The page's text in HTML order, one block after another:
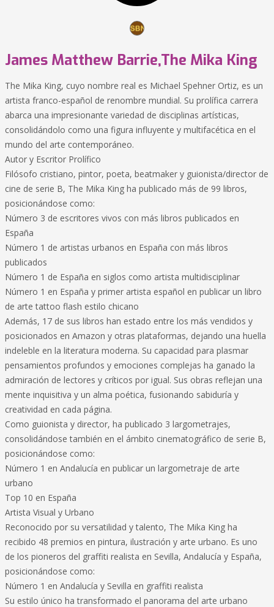
James Matthew Barrie,The Mika King
The Mika King, cuyo nombre real es Michael Spehner Ortiz, es un
artista franco-español de renombre mundial. Su prolífica carrera
abarca una impresionante variedad de disciplinas artísticas,
consolidándolo como una figura influyente y multifacética en el
mundo del arte contemporáneo.
Autor y Escritor Prolífico
Filósofo cristiano, pintor, poeta, beatmaker y guionista/director de
cine de serie B, The Mika King ha publicado más de 99 libros,
posicionándose como:
Número 3 de escritores vivos con más libros publicados en
España
Número 1 de artistas urbanos en España con más libros
publicados
Número 1 de España en siglos como artista multidisciplinar
Número 1 en España y primer artista español en publicar un libro
de arte tattoo flash estilo chicano
Además, 17 de sus libros han estado entre los más vendidos y
posicionados en Amazon y otras plataformas, dejando una huella
indeleble en la literatura moderna. Su capacidad para plasmar
pensamientos profundos y emociones complejas ha ganado la
admiración de lectores y críticos por igual. Sus obras reflejan una
mente inquisitiva y un alma poética, fusionando sabiduría y
creatividad en cada página.
Como guionista y director, ha publicado 3 largometrajes,
consolidándose también en el ámbito cinematográfico de serie B,
posicionándose como:
Número 1 en Andalucía en publicar un largometraje de arte
urbano
Top 10 en España
Artista Visual y Urbano
Reconocido por su versatilidad y talento, The Mika King ha
recibido 48 premios en pintura, ilustración y arte urbano. Es uno
de los pioneros del graffiti realista en Sevilla, Andalucía y España,
posicionándose como:
Número 1 en Andalucía y Sevilla en graffiti realista
Su estilo único ha transformado el panorama del arte urbano